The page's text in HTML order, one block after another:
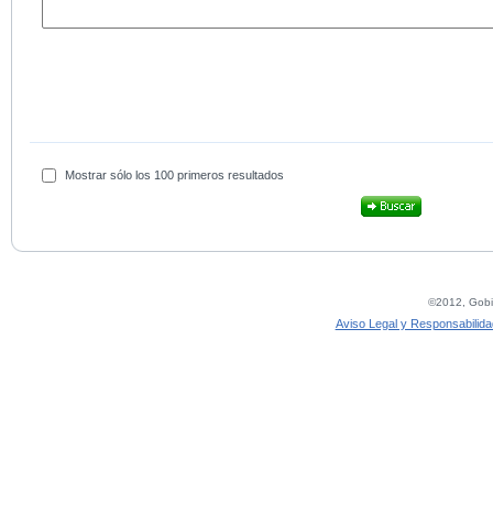
Mostrar sólo los 100 primeros resultados
©2012,
Aviso Legal y